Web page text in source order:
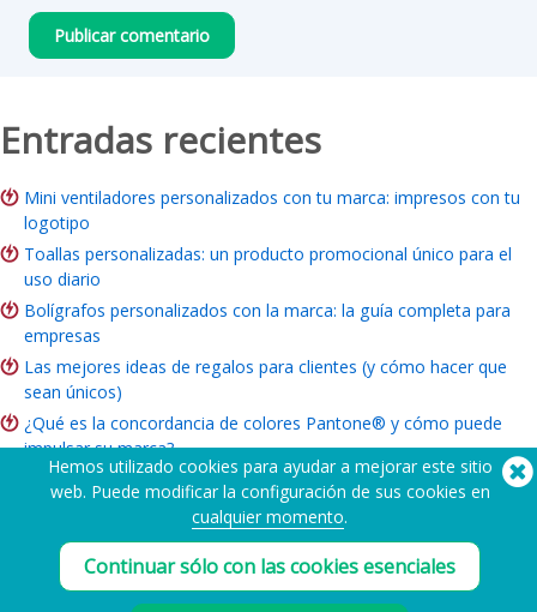
Entradas recientes
Mini ventiladores personalizados con tu marca: impresos con tu
logotipo
Toallas personalizadas: un producto promocional único para el
uso diario
Bolígrafos personalizados con la marca: la guía completa para
empresas
Las mejores ideas de regalos para clientes (y cómo hacer que
sean únicos)
¿Qué es la concordancia de colores Pantone® y cómo puede
impulsar su marca?
ROI del merchandising de marca: ¿Vale la pena para su empresa?
Guía de artículos benéficos: Ideas, presupuesto y cómo hacer
¿Necesita ayuda? Tlf:(650) 938-3500 (US)
Hemos utilizado cookies para ayudar a mejorar este sitio
web. Puede modificar la configuración de sus cookies en
cualquier momento.
Continuar sólo con las cookies esenciales